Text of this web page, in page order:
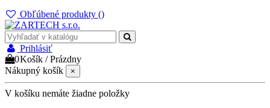
Obľúbené produkty ()
Prihlásiť
0Košík /Prázdny
Nákupný košík
×
V košíku nemáte žiadne položky